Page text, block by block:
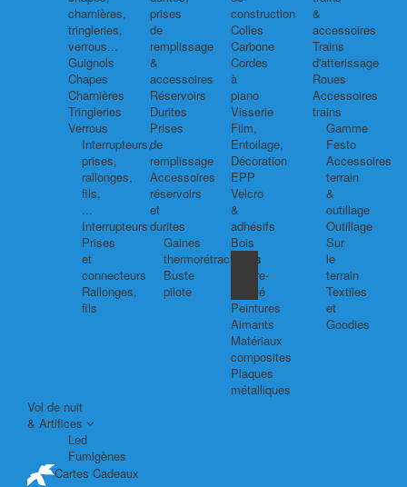
charnières,
tringleries,
verrous...
Guignols
Chapes
Charnières
Tringleries
Verrous
Interrupteurs,
prises,
rallonges,
fils,
...
Interrupteurs
Prises
et
connecteurs
Rallonges,
fils
prises
de
remplissage
&
accessoires
Réservoirs
Durites
Prises
de
remplissage
Accessoires
réservoirs
et
durites
Gaines
thermorétractables
Buste
pilote
construction
Colles
Carbone
Cordes
à
piano
Visserie
Film,
Entoilage,
Décoration
EPP
Velcro
&
adhésifs
Bois
Balsa
Contre-
plaqué
Peintures
Aimants
Matériaux
composites
Plaques
métalliques
&
accessoires
Trains
d'atterissage
Roues
Accessoires
trains
Gamme
Festo
Accessoires
terrain
&
outillage
Outillage
Sur
le
terrain
Textiles
et
Goodies
Vol de nuit
& Artifices
Led
Fumigènes
Cartes Cadeaux